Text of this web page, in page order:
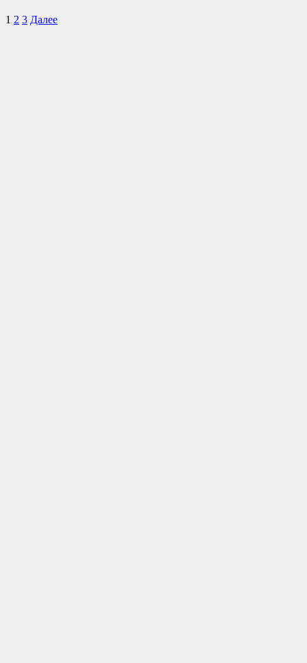
1 2 3 Далее